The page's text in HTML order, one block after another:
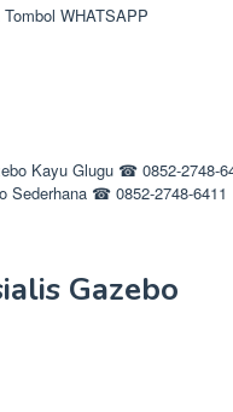
WHATSAPP
Sederhana ☎ 0852-2748-6411
Gazebo